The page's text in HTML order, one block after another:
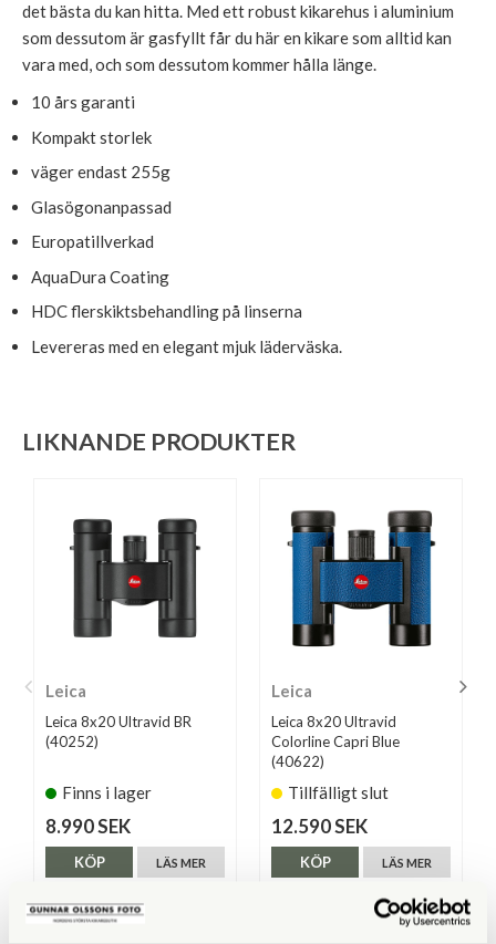
det bästa du kan hitta. Med ett robust kikarehus i aluminium
som dessutom är gasfyllt får du här en kikare som alltid kan
vara med, och som dessutom kommer hålla länge.
10 års garanti
Kompakt storlek
väger endast 255g
Glasögonanpassad
Europatillverkad
AquaDura Coating
HDC flerskiktsbehandling på linserna
Levereras med en elegant mjuk läderväska.
LIKNANDE PRODUKTER
Leica
Leica 8x20 Ultravid BR
(40252)
Finns i lager
8.990 SEK
LÄS MER
KÖP
Leica
Leica 8x20 Ultravid
Colorline Capri Blue
(40622)
Tillfälligt slut
12.590 SEK
LÄS MER
KÖP